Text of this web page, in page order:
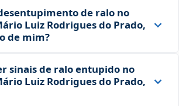
de ralo no
Luiz Rodrigues do Prado,
de mim?
sinais de ralo entupido no
Luiz Rodrigues do Prado,